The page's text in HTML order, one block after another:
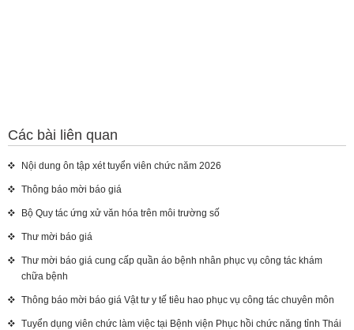
Các bài liên quan
Nội dung ôn tập xét tuyển viên chức năm 2026
Thông báo mời báo giá
Bộ Quy tác ứng xử văn hóa trên môi trường số
Thư mời báo giá
Thư mời báo giá cung cấp quần áo bệnh nhân phục vụ công tác khám
chữa bệnh
Thông báo mời báo giá Vật tư y tế tiêu hao phục vụ công tác chuyên môn
Tuyển dụng viên chức làm việc tại Bệnh viện Phục hồi chức năng tỉnh Thái